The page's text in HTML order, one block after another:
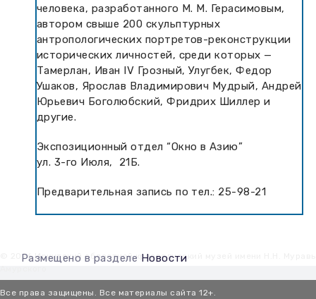
человека, разработанного М. М. Герасимовым,
автором свыше 200 скульптурных
антропологических портретов-реконструкции
исторических личностей, среди которых —
Тамерлан, Иван IV Грозный, Улугбек, Федор
Ушаков, Ярослав Владимирович Мудрый, Андрей
Юрьевич Боголюбский, Фридрих Шиллер и
другие.
Экспозиционный отдел “Окно в Азию”
ул. 3-го Июля, 21Б.
Предварительная запись по тел.: 25-98-21
Размещено в разделе Новости
© 2026 Иркутский областной краеведческий музей имени Н.Н.
Все права защищены. Все материалы сайта 12+.